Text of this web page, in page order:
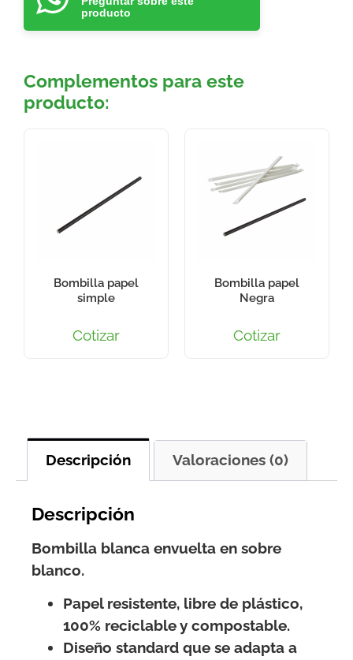
producto
Complementos para este
producto:
Bombilla papel
simple
Cotizar
Bombilla papel
Negra
Cotizar
Descripción Valoraciones (0)
Descripción
Bombilla blanca envuelta en sobre
blanco.
Papel resistente, libre de plástico,
100% reciclable y compostable.
Diseño standard que se adapta a